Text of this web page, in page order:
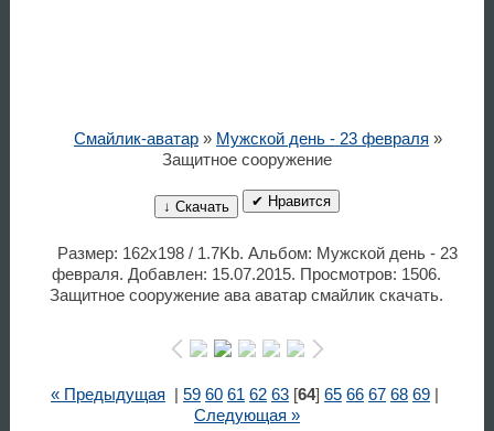
Смайлик-аватар» Мужской день - 23 февраля »
Защитное сооружение
↓ Скачать ✔ Нравится
Размер: 162x198 / 1.7Kb. Альбом: Мужской день - 23
февраля. Добавлен: 15.07.2015. Просмотров: 1506.
Защитное сооружение ава аватар смайлик скачать.
« Предыдущая 59 60 61 62 63[64] 65 66 67 68 69|
Следующая »